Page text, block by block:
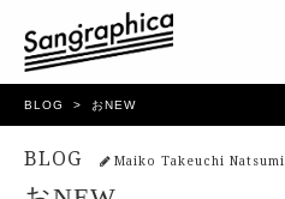
BLOG おNEW
BLOG Maiko Takeuchi